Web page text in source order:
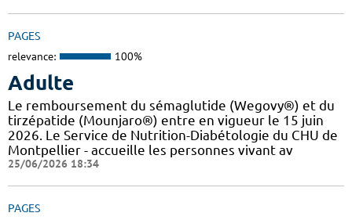
PAGES
relevance: 100%
Adulte
Le remboursement du sémaglutide (Wegovy®) et du
tirzépatide (Mounjaro®) entre en vigueur le 15 juin
2026. Le Service de Nutrition-Diabétologie du CHU de
Montpellier - accueille les personnes vivant av
25/06/2026 18:34
PAGES